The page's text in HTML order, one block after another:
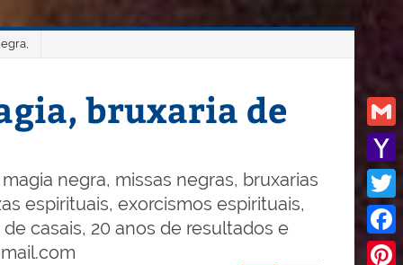
bruxaria de
negra, missas negras, bruxarias
espirituais, exorcismos espirituais,
casais, 20 anos de resultados e
Gmail
Mail